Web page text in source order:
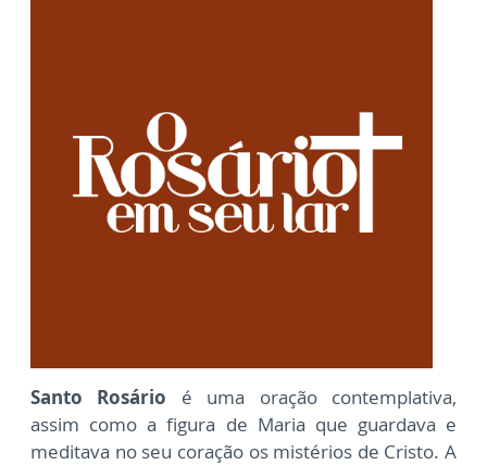
Santo Rosário é uma oração contemplativa,
assim como a figura de Maria que guardava e
meditava no seu coração os mistérios de Cristo. A